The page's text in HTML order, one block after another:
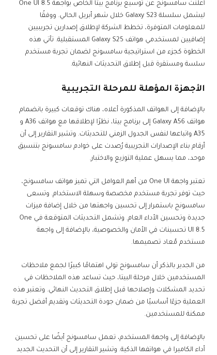
أعلنت سامسونج عن توسيع برنامج بيتا الخاص بواجهة One UI 8.5
ليشمل سلسلة Galaxy S23 خلال شهر أبريل الحالي. ووفقًا
للمعلومات المتوفرة، تخطط الشركة لإطلاق إصدارين تجريبيين
إضافيين لمستخدمي هواتف Galaxy S25 المستقبلية. تأتي هذه
الخطوة كجزء من استراتيجية سامسونج لضمان تجربة مستخدم
سلسة ومستقرة قبل إطلاق التحديثات النهائية.
الأجهزة المؤهلة للمرحلة التجريبية
بالإضافة إلى الهواتف المذكورة أعلاه، هناك توقعات كبيرة بانضمام
هواتف Galaxy A56 إلى برنامج بيتا، نظرًا لإطلاقها مع هواتف A36 و
A35 واتباعها لنفس الجدول الزمني للتحديثات. وتشير التقارير إلى أن
أرقام بناء الإصدارات التجريبية رُصدت على خوادم سامسونج بتنسيق
موحد، مما يسهل عملية التوزيع والاختبار.
تعتبر واجهة One UI من أهم العوامل التي تميز هواتف سامسونج،
حيث توفر تجربة مستخدم مخصصة وسهلة الاستخدام. وتسعى
سامسونج باستمرار إلى تحسين واجهتها من خلال إضافة ميزات
جديدة وتحسين الأداء العام. وتشمل التحديثات المتوقعة في One
UI 8.5 تحسينات في الأمان والخصوصية، بالإضافة إلى واجهة
مستخدم مُعاد تصميمها.
من الجدير بالذكر أن سامسونج تولي اهتمامًا كبيرًا لجمع ملاحظات
المستخدمين خلال مرحلة البيتا، حيث تساعد هذه الملاحظات في
تحديد المشكلات وإصلاحها قبل إطلاق التحديث النهائي. وتعتبر هذه
العملية جزءًا أساسيًا من ضمان جودة التحديثات وتقديم أفضل تجربة
ممكنة للمستخدمين.
بالإضافة إلى واجهة المستخدم، تعمل سامسونج أيضًا على تحسين
أداء الكاميرا في هواتفها الذكية. وتشير التقارير إلى أن التحديث الجديد